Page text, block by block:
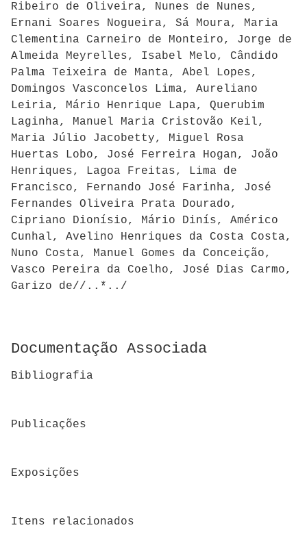
Ribeiro de Oliveira, Nunes de Nunes,
Ernani Soares Nogueira, Sá Moura, Maria
Clementina Carneiro de Monteiro, Jorge de
Almeida Meyrelles, Isabel Melo, Cândido
Palma Teixeira de Manta, Abel Lopes,
Domingos Vasconcelos Lima, Aureliano
Leiria, Mário Henrique Lapa, Querubim
Laginha, Manuel Maria Cristovão Keil,
Maria Júlio Jacobetty, Miguel Rosa
Huertas Lobo, José Ferreira Hogan, João
Henriques, Lagoa Freitas, Lima de
Francisco, Fernando José Farinha, José
Fernandes Oliveira Prata Dourado,
Cipriano Dionísio, Mário Dinís, Américo
Cunhal, Avelino Henriques da Costa Costa,
Nuno Costa, Manuel Gomes da Conceição,
Vasco Pereira da Coelho, José Dias Carmo,
Garizo de//..*../
Documentação Associada
Bibliografia
Publicações
Exposições
Itens relacionados